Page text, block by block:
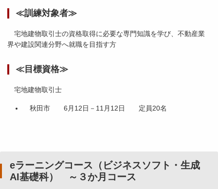
≪訓練対象者≫
宅地建物取引士の資格取得に必要な専門知識を学び、不動産業
界や建設関連分野へ就職を目指す方
≪目標資格≫
宅地建物取引士
秋田市 6月12日－11月12日 定員20名
eラーニングコース（ビジネスソフト・生成
AI基礎科） ～３か月コース